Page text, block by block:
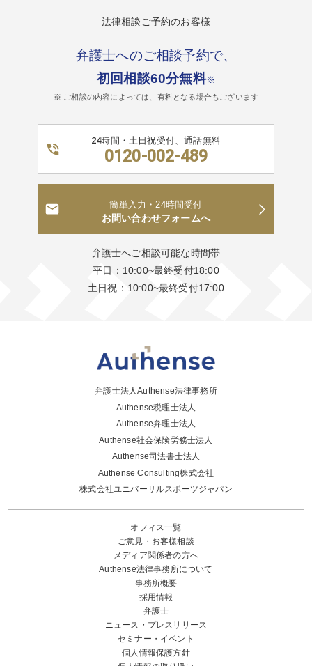
法律相談ご予約のお客様
弁護士へのご相談予約で、
初回相談60分無料※
※ ご相談の内容によっては、有料となる場合もございます
24時間・土日祝受付、通話無料
0120-002-489
簡単入力・24時間受付
お問い合わせフォームへ
弁護士へご相談可能な時間帯
平日：10:00~最終受付18:00
土日祝：10:00~最終受付17:00
弁護士法人Authense法律事務所
Authense税理士法人
Authense弁理士法人
Authense社会保険労務士法人
Authense司法書士法人
Authense Consulting株式会社
株式会社ユニバーサルスポーツジャパン
オフィス一覧
ご意見・お客様相談
メディア関係者の方へ
Authense法律事務所について
事務所概要
採用情報
弁護士
ニュース・プレスリリース
セミナー・イベント
個人情報保護方針